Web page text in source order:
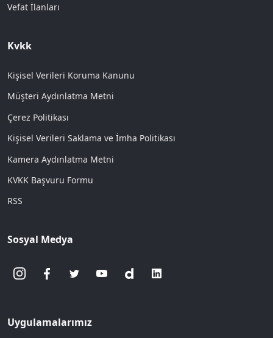
Vefat İlanları
Kvkk
Kişisel Verileri Koruma Kanunu
Müşteri Aydınlatma Metni
Çerez Politikası
Kişisel Verileri Saklama ve İmha Politikası
Kamera Aydınlatma Metni
KVKK Başvuru Formu
RSS
Sosyal Medya
Uygulamalarımız